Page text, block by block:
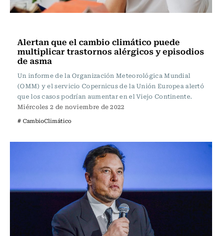
Alertan que el cambio climático puede
multiplicar trastornos alérgicos y episodios
de asma
Un informe de la Organización Meteorológica Mundial
(OMM) y el servicio Copernicus de la Unión Europea alertó
que los casos podrían aumentar en el Viejo Continente.
Miércoles 2 de noviembre de 2022
# CambioClimático